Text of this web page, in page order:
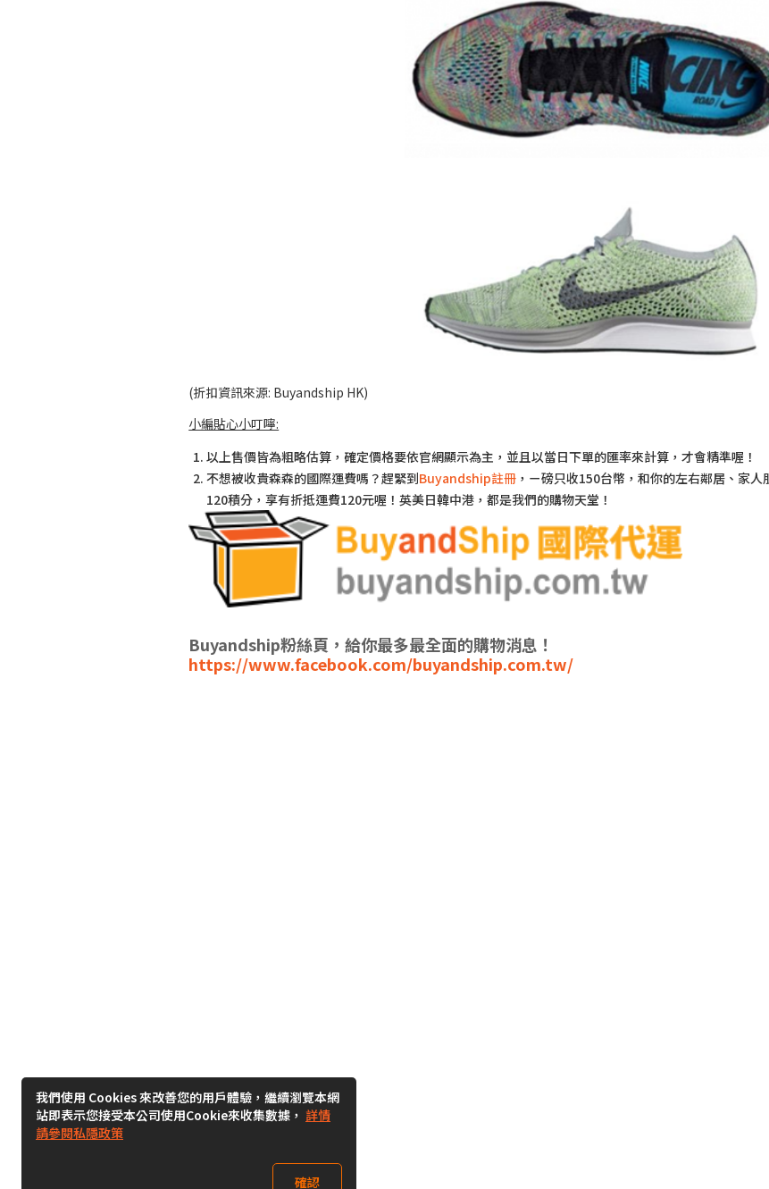
(折扣資訊來源: Buyandship HK)
小編貼心小叮嚀:
以上售價皆為粗略估算，確定價格要依官網顯示為主，並且以當日下單的匯率來計算，才會精準喔！
不想被收貴森森的國際運費嗎？趕緊到Buyandship註冊 ，ㄧ磅只收150台幣，和你的左右鄰居、家
120積分，享有折抵運費120元喔！英美日韓中港，都是我們的購物天堂！
Buyandship粉絲頁，給你最多最全面的購物消息！
https://www.facebook.com/buyandship.com.tw/
我們使用 Cookies 來改善您的用戶體驗，繼續瀏覽本網
站即表示您接受本公司使用Cookie來收集數據， 詳情
請參閱私隱政策
確認